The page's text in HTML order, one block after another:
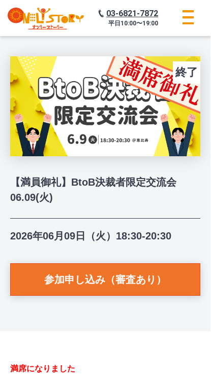
03-6821-7872
平日 10:00〜19:00
終了
【満員御礼】BtoB決裁者限定交流会
06.09(火)
2026年06月09日（火）18:30-20:30
参加申し込み（審査あり）
満席になりました